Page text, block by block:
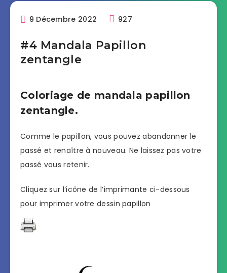
9 Décembre 2022 927
#4 Mandala Papillon
zentangle
Coloriage de mandala papillon
zentangle.
Comme le papillon, vous pouvez abandonner le
passé et renaître à nouveau. Ne laissez pas votre
passé vous retenir.
Cliquez sur l’icône de l’imprimante ci-dessous
pour imprimer votre dessin papillon